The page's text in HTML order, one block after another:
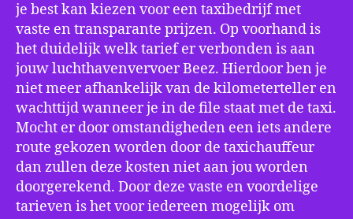
je best kan kiezen voor een taxibedrijf met
vaste en transparante prijzen. Op voorhand is
het duidelijk welk tarief er verbonden is aan
jouw luchthavenvervoer Beez. Hierdoor ben je
niet meer afhankelijk van de kilometerteller en
wachttijd wanneer je in de file staat met de taxi.
Mocht er door omstandigheden een iets andere
route gekozen worden door de taxichauffeur
dan zullen deze kosten niet aan jou worden
doorgerekend. Door deze vaste en voordelige
tarieven is het voor iedereen mogelijk om